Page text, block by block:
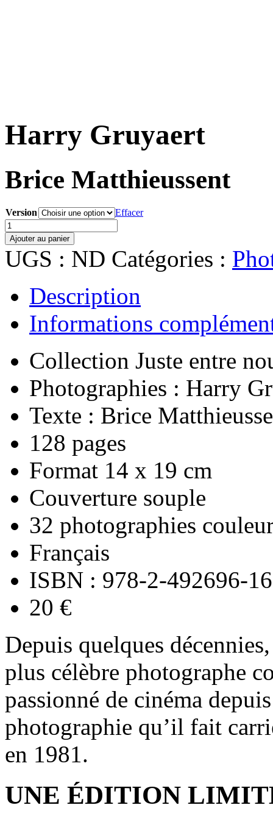
Harry Gruyaert
Brice Matthieussent
Version
Effacer
quantité
de
Harry
Gruyaert
Ajouter au panier
UGS : ND Catégories :
Description
Informations
Collection Juste entre
Photographies : Harry
Texte : Brice
128 pages
Format 14 x 19 cm
Couverture souple
32 photographies
Français
ISBN : 978-2-492696-
20 €
Depuis quelques
plus célèbre photographe
passionné de cinéma
photographie qu’il fait
en 1981.
UNE ÉDITION